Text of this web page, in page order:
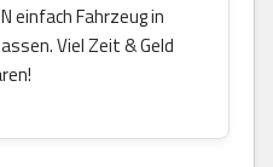
einfach Fahrzeug in
Viel Zeit & Geld